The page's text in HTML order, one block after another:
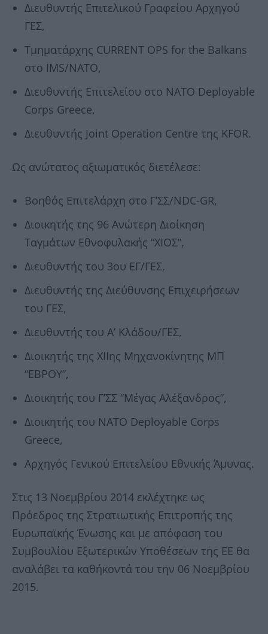
Διευθυντής Επιτελικού Γραφείου Αρχηγού
ΓΕΣ,
Τμηματάρχης CURRENT OPS for the Balkans
στο IMS/NATO,
Διευθυντής Επιτελείου στο NATO Deployable
Corps Greece,
Διευθυντής Joint Operation Centre της KFOR.
Ως ανώτατος αξιωματικός διετέλεσε:
Bοηθός Επιτελάρχη στο Γ’ΣΣ/NDC-GR,
Διοικητής της 96 Ανώτερη Διοίκηση
Ταγμάτων Εθνοφυλακής “ΧΙΟΣ”,
Διευθυντής του 3ου ΕΓ/ΓΕΣ,
Διευθυντής της Διεύθυνσης Επιχειρήσεων
του ΓΕΣ,
Διευθυντής του Α’ Κλάδου/ΓΕΣ,
Διοικητής της ΧΙΙης Μηχανοκίνητης ΜΠ
“ΕΒΡΟΥ”,
Διοικητής του Γ’ΣΣ “Μέγας Αλέξανδρος”,
Διοικητής του NATO Deployable Corps
Greece,
Αρχηγός Γενικού Επιτελείου Εθνικής Άμυνας.
Στις 13 Νοεμβρίου 2014 εκλέχτηκε ως
Πρόεδρος της Στρατιωτικής Επιτροπής της
Ευρωπαϊκής Ένωσης και με απόφαση του
Συμβουλίου Εξωτερικών Υποθέσεων της ΕΕ θα
αναλάβει τα καθήκοντά του την 06 Νοεμβρίου
2015.